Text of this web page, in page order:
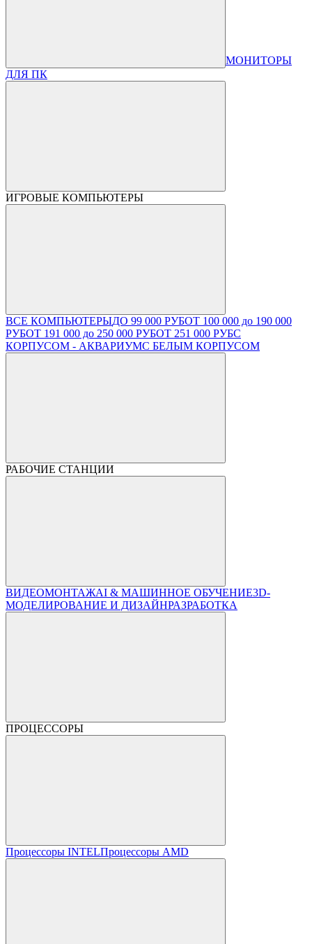
МОНИТОРЫ
ДЛЯ ПК
ИГРОВЫЕ КОМПЬЮТЕРЫ
ВСЕ КОМПЬЮТЕРЫДО 99 000 РУБОТ 100 000 до 190 000
РУБОТ 191 000 до 250 000 РУБОТ 251 000 РУБС
КОРПУСОМ - АКВАРИУМС БЕЛЫМ КОРПУСОМ
РАБОЧИЕ СТАНЦИИ
ВИДЕОМОНТАЖAI & МАШИННОЕ ОБУЧЕНИЕ3D-
МОДЕЛИРОВАНИЕ И ДИЗАЙНРАЗРАБОТКА
ПРОЦЕССОРЫ
Процессоры INTELПроцессоры AMD